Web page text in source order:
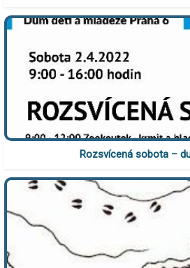
Rozsvícená sobota –